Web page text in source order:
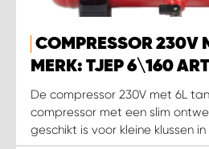
COMPRESSOR 230V
MERK: TJEP 6\160
De compressor 230V met 6L
compressor met een slim
geschikt is voor kleine klussen
WORK SYSTEM RIDDERKERK
WORK SYSTEM UITHOORN